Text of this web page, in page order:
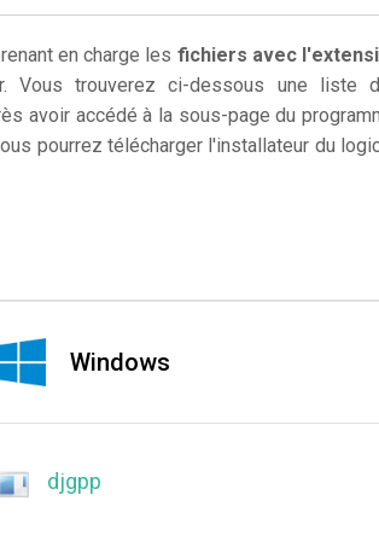
en charge les fichiers avec
Vous trouverez ci-dessous une liste
avoir accédé à la sous-page du
pourrez télécharger l'installateur du
Windows
djgpp